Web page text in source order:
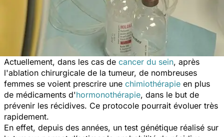
Actuellement, dans les cas de cancer du sein, après
l'ablation chirurgicale de la tumeur, de nombreuses
femmes se voient prescrire une chimiothérapie en plus
de médicaments d'hormonothérapie, dans le but de
prévenir les récidives. Ce protocole pourrait évoluer très
rapidement.
En effet, depuis des années, un test génétique réalisé sur